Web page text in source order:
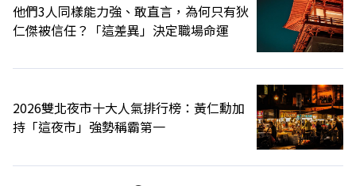
他們3人同樣能力強、敢直言，為何只有狄
仁傑被信任？「這差異」決定職場命運
2026雙北夜市十大人氣排行榜：黃仁勳加
持「這夜市」強勢稱霸第一